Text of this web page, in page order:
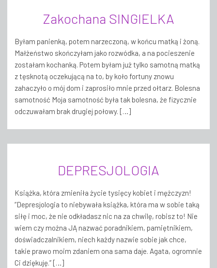
Zakochana SINGIELKA
Byłam panienką, potem narzeczoną, w końcu matką i żoną.
Małżeństwo skończyłam jako rozwódka, a na pocieszenie
zostałam kochanką. Potem byłam już tylko samotną matką
z tęsknotą oczekującą na to, by koło fortuny znowu
zahaczyło o mój dom i zaprosiło mnie przed ołtarz. Bolesna
samotność Moja samotność była tak bolesna, że fizycznie
odczuwałam brak drugiej połowy. […]
DEPRESJOLOGIA
Książka, która zmieniła życie tysięcy kobiet i mężczyzn!
“Depresjologia to niebywała książka, która ma w sobie taką
siłę i moc, że nie odkładasz nic na za chwilę, robisz to! Nie
wiem czy można JĄ nazwać poradnikiem, pamiętnikiem,
doświadczalnikiem, niech każdy nazwie sobie jak chce,
takie prawo moim zdaniem ona sama daje. Agata, ogromnie
Ci dziękuję.” […]